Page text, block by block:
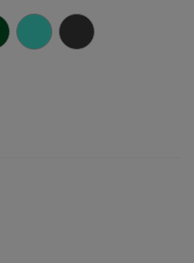
Vert Turquoise
Fonçé